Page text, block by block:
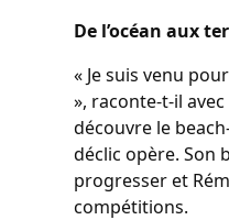
De l’océan aux
« Je suis venu
», raconte-t-il
découvre le
déclic opère. Son
progresser et
compétitions.